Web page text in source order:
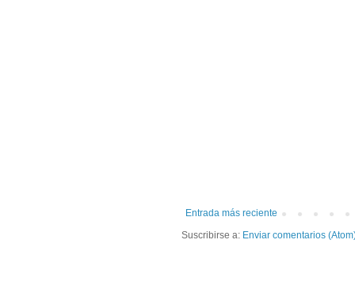
Entrada más reciente
Suscribirse a: Enviar comentarios